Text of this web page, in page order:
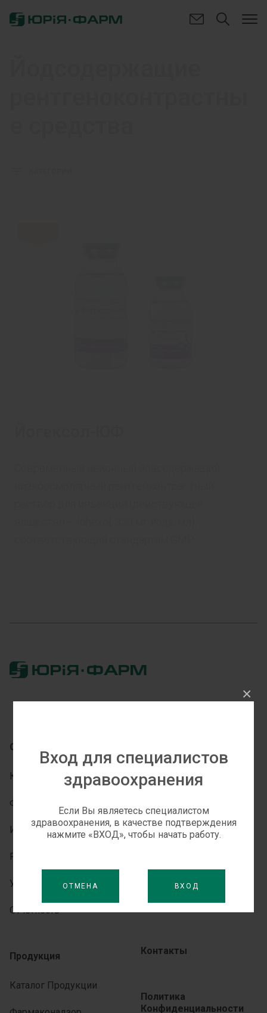
Вход для специалистов
здравоохранения
Если Вы являетесь специалистом
здравоохранения, в качестве подтверждения
нажмите «ВХОД», чтобы начать работу.
ОТМЕНА ВХОД
×
О Компании
Кто Мы
Философия
История
Руководство
Устойчивое развитие
Отчетность
Продукция
Каталог Продукции
Дистрибьюторам
Новости
Контакты
Политика
Конфиденциальности